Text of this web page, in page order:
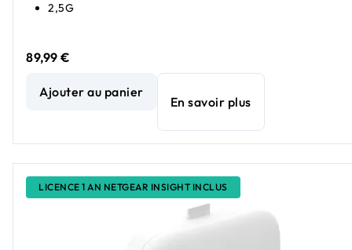
2,5G
89,99 €
Point d'accès bibande NETGEAR WiFi 6 AX1800 avec
Ajouter au panier
En savoir plus
LICENCE 1 AN NETGEAR INSIGHT INCLUS